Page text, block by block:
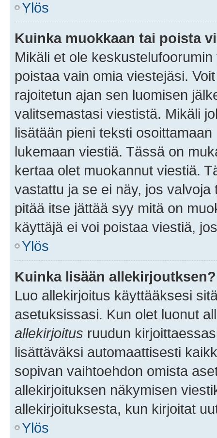
Ylös
Kuinka muokkaan tai poista
Mikäli et ole
poistaa vain omia viestejäsi.
rajoitetun ajan sen luomisen
valitsemastasi viestistä. Mikäli
lisätään pieni teksti
lukemaan viestiä. Tässä on
kertaa olet muokannut viestiä.
vastattu ja se ei näy, jos
pitää itse jättää syy mitä on
käyttäjä ei voi poistaa viestiä,
Ylös
Kuinka lisään allekirjoutksen?
Luo allekirjoitus käyttääksesi
asetuksissasi. Kun olet luonut
allekirjoitus ruudun
lisättäväksi automaattisesti
sopivan vaihtoehdon omista
allekirjoituksen näkymisen
allekirjoituksesta, kun kirjoitat
Ylös